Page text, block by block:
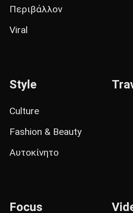
Περιβάλλον
Viral
Style
Culture
Fashion & Beauty
Αυτοκίνητο
Focus